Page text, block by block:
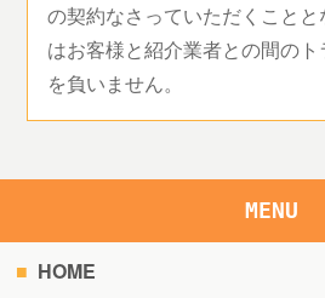
の契約なさっていただくこと
はお客様と紹介業者との間の
を負いません。
MENU
HOME